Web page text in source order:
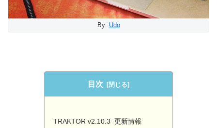
By: Udo
目次
TRAKTOR v2.10.3 更新情報